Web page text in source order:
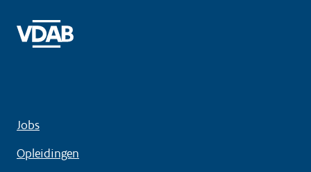
Jobs
Opleidingen